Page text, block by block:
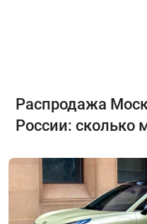
Распродажа
России: сколько